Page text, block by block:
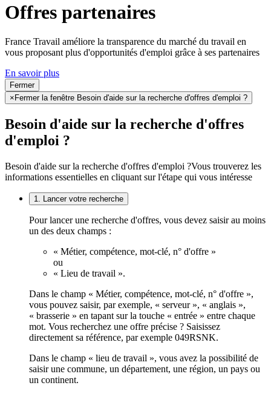
Offres partenaires
France Travail améliore la transparence du marché du travail en
vous proposant plus d'opportunités d'emploi grâce à ses partenaires
En savoir plus
Fermer
× Fermer la fenêtre Besoin d'aide sur la recherche d'offres d'emploi ?
Besoin d'aide sur la recherche d'offres
d'emploi ?
Besoin d'aide sur la recherche d'offres d'emploi ?Vous trouverez les
informations essentielles en cliquant sur l'étape qui vous intéresse
1. Lancer votre recherche
Pour lancer une recherche d'offres, vous devez saisir au moins
un des deux champs :
« Métier, compétence, mot-clé, n° d'offre »
ou
« Lieu de travail ».
Dans le champ « Métier, compétence, mot-clé, n° d'offre »,
vous pouvez saisir, par exemple, « serveur », « anglais »,
« brasserie » en tapant sur la touche « entrée » entre chaque
mot. Vous recherchez une offre précise ? Saisissez
directement sa référence, par exemple 049RSNK.
Dans le champ « lieu de travail », vous avez la possibilité de
saisir une commune, un département, une région, un pays ou
un continent.